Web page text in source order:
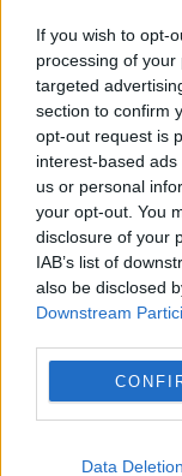
If you wish to opt-
processing of
targeted
section to confirm
opt-out request is
interest-based
us or personal
your opt-out. You
disclosure of your
IAB’s list of
also be disclosed
Downstream
Data Deletion
Legea